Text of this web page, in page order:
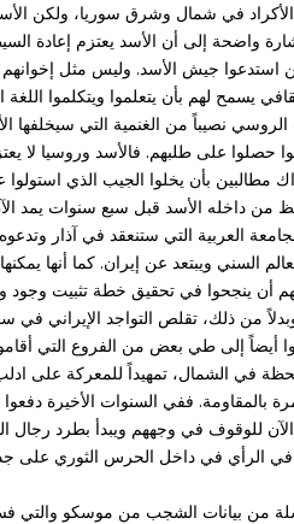
في شمال وشرق سوريا، ولكن
واضحة إلى أن الأسد يعتزم إعادة
استدعوا جيش الأسد. وليس مثل
يسمح لهم بأن يتعلموا ويتكلموا اللغة
نصيباً من الغنمية التي سيخلفها
على طلبهم. فالأسد وروسيا لا
مطالبين بأن يخلوا الجيب الذي
من داخله الأسد قبل سبع سنوات يمد
العربية التي ستنعقد في آذار
السني ويبتعد عن إيران. كما أنها
أن ينجحوا في تحقيق خطة تثبيت
من ذلك، تقلص التواجد الإيراني في
أيضاً إلى طي بعض من الفروع التي
بالمقاومة. ففي السنوات الأخيرة
للوقوف في وجههم ويبدأ بطرد رجال
في الرأي في داخل الحرس الثوري على
من بيانات الشجب من موسكو والتي